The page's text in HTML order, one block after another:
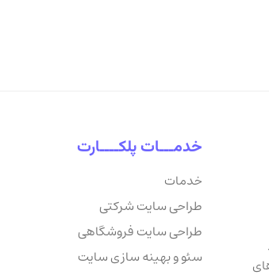
خدمـــات پلکــــارت
خدمات
طراحی سایت شرکتی
طراحی سایت فروشگاهی
سئو و بهینه سازی سایت